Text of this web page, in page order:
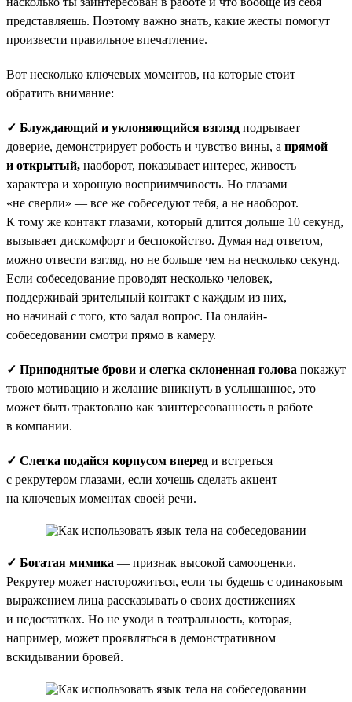
представляешь. Поэтому важно знать, какие жесты помогут
произвести правильное впечатление.
Вот несколько ключевых моментов, на которые стоит
обратить внимание:
✓ Блуждающий и уклоняющийся взгляд подрывает
доверие, демонстрирует робость и чувство вины, а прямой
и открытый, наоборот, показывает интерес, живость
характера и хорошую восприимчивость. Но глазами
«не сверли» — все же собеседуют тебя, а не наоборот.
К тому же контакт глазами, который длится дольше 10 секунд,
вызывает дискомфорт и беспокойство. Думая над ответом,
можно отвести взгляд, но не больше чем на несколько секунд.
Если собеседование проводят несколько человек,
поддерживай зрительный контакт с каждым из них,
но начинай с того, кто задал вопрос. На онлайн-
собеседовании смотри прямо в камеру.
✓ Приподнятые брови и слегка склоненная голова покажут
твою мотивацию и желание вникнуть в услышанное, это
может быть трактовано как заинтересованность в работе
в компании.
✓ Слегка подайся корпусом вперед и встреться
с рекрутером глазами, если хочешь сделать акцент
на ключевых моментах своей речи.
✓ Богатая мимика — признак высокой самооценки.
Рекрутер может насторожиться, если ты будешь с одинаковым
выражением лица рассказывать о своих достижениях
и недостатках. Но не уходи в театральность, которая,
например, может проявляться в демонстративном
вскидывании бровей.